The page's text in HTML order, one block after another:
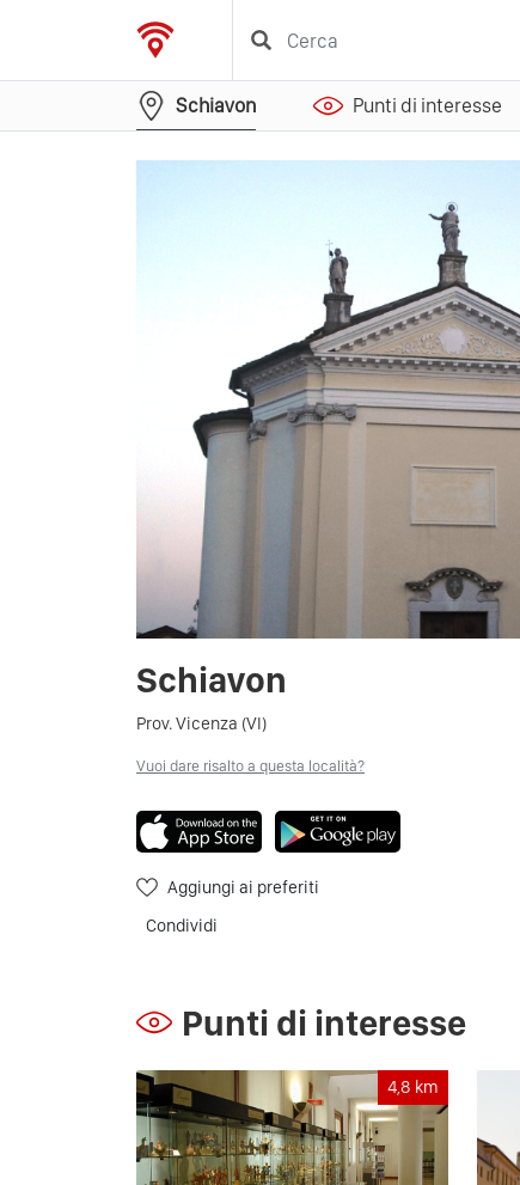
Schiavon Punti di interesse
Schiavon
Prov. Vicenza (VI)
Vuoi dare risalto a questa località?
Aggiungi ai preferiti
Condividi
Punti di interesse
4,8 km